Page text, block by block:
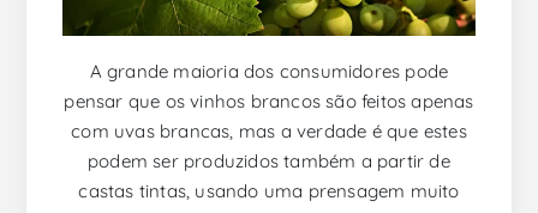
A grande maioria dos consumidores pode
pensar que os vinhos brancos são feitos apenas
com uvas brancas, mas a verdade é que estes
podem ser produzidos também a partir de
castas tintas, usando uma prensagem muito